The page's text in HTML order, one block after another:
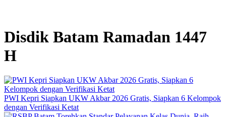
Disdik Batam Ramadan 1447
H
PWI Kepri Siapkan UKW Akbar 2026 Gratis, Siapkan 6 Kelompok
dengan Verifikasi Ketat